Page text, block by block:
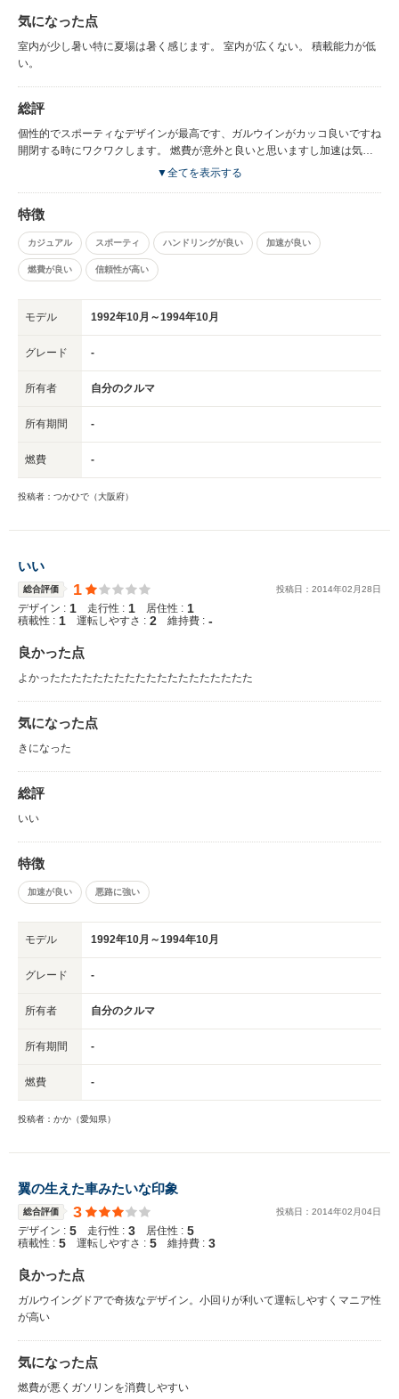
気になった点
室内が少し暑い特に夏場は暑く感じます。 室内が広くない。 積載能力が低
い。
総評
個性的でスポーティなデザインが最高です、ガルウインがカッコ良いですね
開閉する時にワクワクします。 燃費が意外と良いと思いますし加速は気持
ち良くスピードにのってくれます、内装もそれなりですし低重心で包み込ま
のが唯一の欠点かもしれません。
▼全てを表示する
特徴
カジュアル スポーティ ハンドリングが良い 加速が良い
燃費が良い 信頼性が高い
モデル 1992年10月～1994年10月
グレード -
所有者 自分のクルマ
所有期間 -
燃費 -
投稿者：つかひで（大阪府）
いい
総合評価 1 投稿日： 2014年02 月28日
デザイン : 1 走行性 : 1 居住性 : 1
積載性 : 1 運転しやすさ : 2 維持費 : -
良かった点
よかったたたたたたたたたたたたたたたたたたた
気になった点
きになった
総評
いい
特徴
加速が良い 悪路に強い
モデル 1992年10月～1994年10月
グレード -
所有者 自分のクルマ
所有期間 -
燃費 -
投稿者：かか（愛知県）
翼の生えた車みたいな印象
総合評価 3 投稿日： 2014年02 月04日
デザイン : 5 走行性 : 3 居住性 : 5
積載性 : 5 運転しやすさ : 5 維持費 : 3
良かった点
ガルウイングドアで奇抜なデザイン。小回りが利いて運転しやすくマニア性
が高い
気になった点
燃費が悪くガソリンを消費しやすい